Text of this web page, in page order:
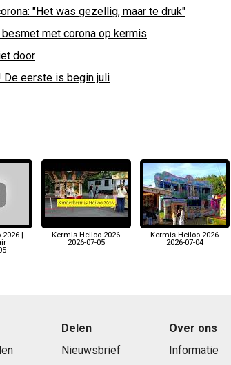
"Het was gezellig, maar te druk"
met corona op kermis
door
De eerste is begin juli
|
Kermis Heiloo 2026
2026-07-05
Kermis Heiloo 2026
2026-07-04
Delen
Nieuwsbrief
Over ons
Informatie